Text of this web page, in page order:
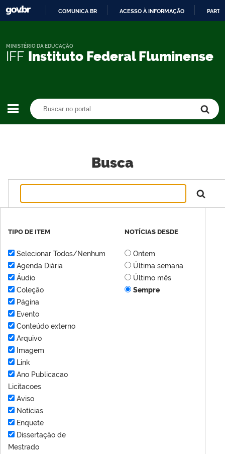
CONTEÚDO
COMUNICA BR ACESSO À INFORMAÇÃO
IFF Instituto Federal Fluminense
MINISTÉRIO DA EDUCAÇÃO
Busca
TIPO DE ITEM
Selecionar Todos/Nenhum
Agenda Diária
Áudio
Coleção
Página
Evento
Conteúdo externo
Arquivo
Imagem
Link
Ano Publicacao
Licitacoes
Aviso
Notícias
Enquete
Dissertação de
Mestrado
NOTÍCIAS DESDE
Ontem
Última semana
Último mês
Sempre